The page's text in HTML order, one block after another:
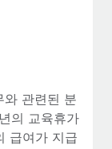
와 관련된 분
의 교육휴가
급여가 지급